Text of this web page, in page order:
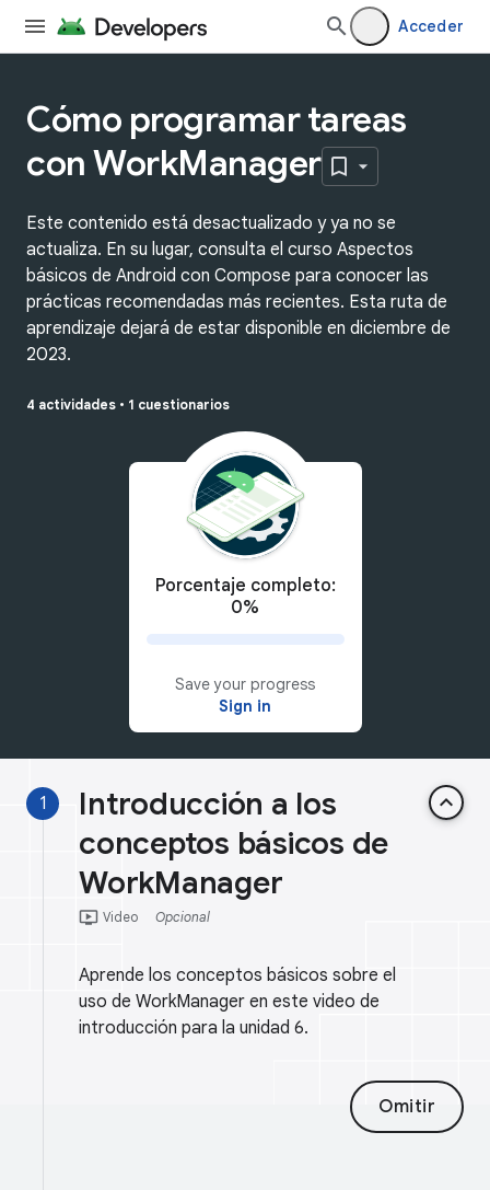
Acceder
Cómo programar tareas
con WorkManager
Este contenido está desactualizado y ya no se
actualiza. En su lugar, consulta el curso Aspectos
básicos de Android con Compose para conocer las
prácticas recomendadas más recientes. Esta ruta de
aprendizaje dejará de estar disponible en diciembre de
2023.
4 actividades • 1 cuestionarios
Porcentaje completo:
0%
Save your progress
Sign in
1
Introducción a los
conceptos básicos de
WorkManager
keyboard_arrow_up
ondemand_video Video Opcional
Aprende los conceptos básicos sobre el
uso de WorkManager en este video de
introducción para la unidad 6.
Omitir